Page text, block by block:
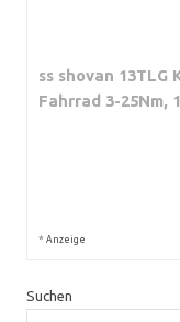
ss shovan
Fahrrad 3-25Nm,
* Anzeige
Suchen